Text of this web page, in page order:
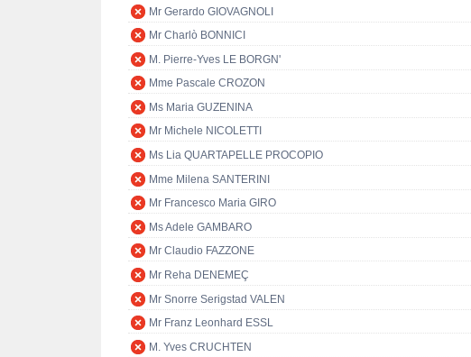
Mr Gerardo GIOVAGNOLI
Mr Charlò BONNICI
M. Pierre-Yves LE BORGN'
Mme Pascale CROZON
Ms Maria GUZENINA
Mr Michele NICOLETTI
Ms Lia QUARTAPELLE PROCOPIO
Mme Milena SANTERINI
Mr Francesco Maria GIRO
Ms Adele GAMBARO
Mr Claudio FAZZONE
Mr Reha DENEMEÇ
Mr Snorre Serigstad VALEN
Mr Franz Leonhard ESSL
M. Yves CRUCHTEN